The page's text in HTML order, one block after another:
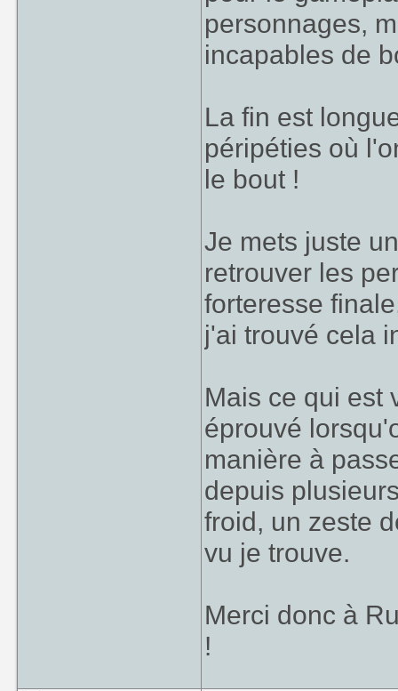
personnages,
incapables de
La fin est
péripéties où
le bout !
Je mets juste
retrouver les
forteresse
j'ai trouvé cela
Mais ce qui est
éprouvé
manière à
depuis
froid, un zeste
vu je trouve.
Merci donc à
!